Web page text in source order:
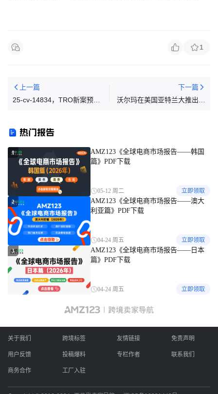
1
上一篇
25-cv-14834，TRO新案预
下一篇
沃尔玛在美国亚特兰大推出无
热门报告
1
AMZ123《全球电商市场报告——韩国
篇》PDF下载
05-12 周二 立即领取
2
AMZ123《全球电商市场报告——澳大
利亚篇》PDF下载
04-24 周五 立即领取
3
AMZ123《全球电商市场报告——日本
篇》PDF下载
04-24 周五 立即领取
关于我们 跨境标签 友情链接 免责声明
用户反馈 投稿爆料 专栏作者 联系我们
商务合作 工厂入驻